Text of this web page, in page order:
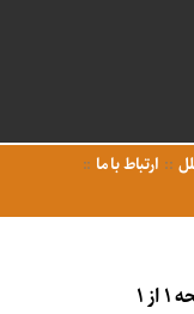
ارتباط با ما
۱